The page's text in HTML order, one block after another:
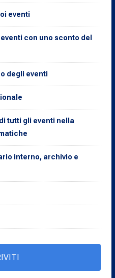
eventi
con uno sconto del
degli eventi
tutti gli eventi nella
interno, archivio e